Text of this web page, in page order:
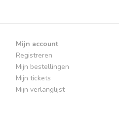
Mijn account
Registreren
Mijn bestellingen
Mijn tickets
Mijn verlanglijst